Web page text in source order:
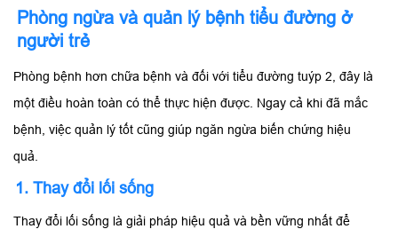
Phòng ngừa và quản lý bệnh tiểu đường ở
người trẻ
Phòng bệnh hơn chữa bệnh và đối với tiểu đường tuýp 2, đây là
một điều hoàn toàn có thể thực hiện được. Ngay cả khi đã mắc
bệnh, việc quản lý tốt cũng giúp ngăn ngừa biến chứng hiệu
quả.
1. Thay đổi lối sống
Thay đổi lối sống là giải pháp hiệu quả và bền vững nhất để